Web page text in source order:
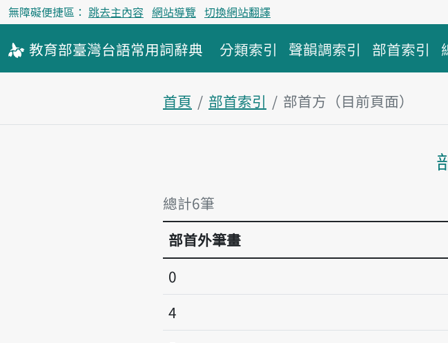
無障礙便捷區： 跳去主內容 網站導覽 切換網站翻譯
教育部臺灣台語常用詞辭典 分類索引 聲韻調索引 部首索引
首頁 部首索引
部首方（目前頁面）
總計6筆
部首外筆畫
0
4